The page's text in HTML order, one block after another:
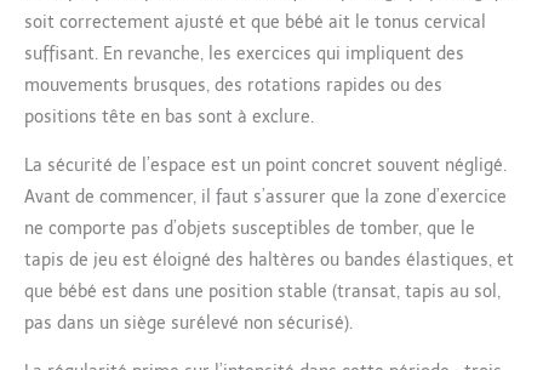
soit correctement ajusté et que bébé ait le tonus cervical
suffisant. En revanche, les exercices qui impliquent des
mouvements brusques, des rotations rapides ou des
positions tête en bas sont à exclure.
La sécurité de l’espace est un point concret souvent négligé.
Avant de commencer, il faut s’assurer que la zone d’exercice
ne comporte pas d’objets susceptibles de tomber, que le
tapis de jeu est éloigné des haltères ou bandes élastiques, et
que bébé est dans une position stable (transat, tapis au sol,
pas dans un siège surélevé non sécurisé).